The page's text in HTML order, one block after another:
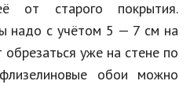
от старого покрытия.
надо с учётом 5 — 7 см на
обрезаться уже на стене по
обои можно